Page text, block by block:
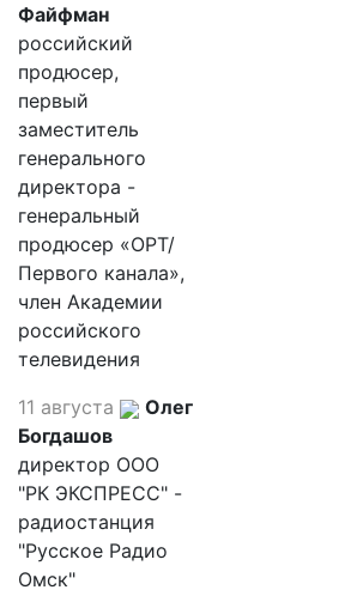
Файфман
российский
продюсер,
первый
заместитель
генерального
директора -
генеральный
продюсер «ОРТ/
Первого канала»,
член Академии
российского
телевидения
11 августа
Олег
Богдашов
директор ООО
"РК ЭКСПРЕСС" -
радиостанция
"Русское Радио
Омск"